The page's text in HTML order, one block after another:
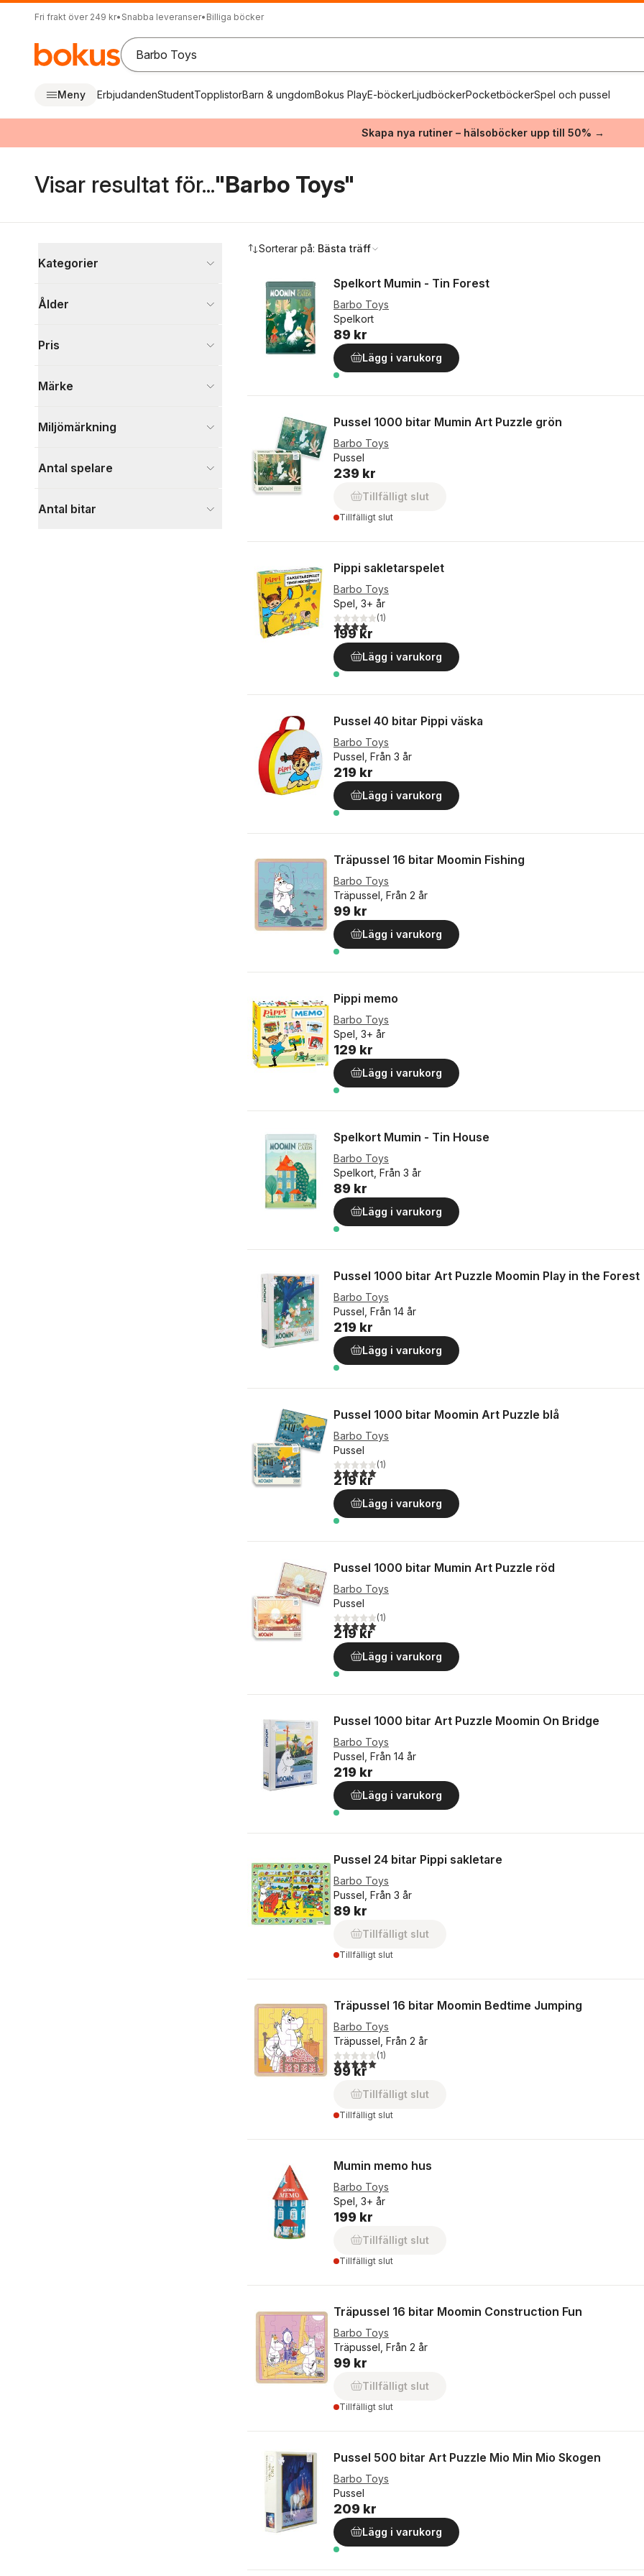
Fri frakt över 249 kr• Snabba leveranser• Billiga böcker
Meny ErbjudandenStudentTopplistorBarn & ungdomBokus PlayE-böckerLjudböckerPocketböckerSpel och pussel
Skapa nya rutiner – hälsoböcker upp till 50% →
Visar resultat för..."Barbo Toys"
Kategorier
Visa fler
Spel och pussel
Ålder
Pris
Märke
Miljömärkning
Antal spelare
Antal bitar
Sorterar på: Bästa träff
Spelkort Mumin - Tin Forest
Barbo Toys
Spelkort
89 kr
Lägg i varukorg
Pussel 1000 bitar Mumin Art Puzzle grön
Barbo Toys
Pussel
239 kr
Tillfälligt slut
Tillfälligt slut
Pippi sakletarspelet
Barbo Toys
Spel, 3+ år
4,0utav 5 stjärnor. Totalt antal röster:
(1)
199 kr
Lägg i varukorg
Pussel 40 bitar Pippi väska
Barbo Toys
Pussel, Från 3 år
219 kr
Lägg i varukorg
Träpussel 16 bitar Moomin Fishing
Barbo Toys
Träpussel, Från 2 år
99 kr
Lägg i varukorg
Pippi memo
Barbo Toys
Spel, 3+ år
129 kr
Lägg i varukorg
Spelkort Mumin - Tin House
Barbo Toys
Spelkort, Från 3 år
89 kr
Lägg i varukorg
Pussel 1000 bitar Art Puzzle Moomin Play in the Forest
Barbo Toys
Pussel, Från 14 år
219 kr
Lägg i varukorg
Pussel 1000 bitar Moomin Art Puzzle blå
Barbo Toys
Pussel
5,0utav 5 stjärnor. Totalt antal röster:
(1)
219 kr
Lägg i varukorg
Pussel 1000 bitar Mumin Art Puzzle röd
Barbo Toys
Pussel
5,0utav 5 stjärnor. Totalt antal röster:
(1)
219 kr
Lägg i varukorg
Pussel 1000 bitar Art Puzzle Moomin On Bridge
Barbo Toys
Pussel, Från 14 år
219 kr
Lägg i varukorg
Pussel 24 bitar Pippi sakletare
Barbo Toys
Pussel, Från 3 år
89 kr
Tillfälligt slut
Tillfälligt slut
Träpussel 16 bitar Moomin Bedtime Jumping
Barbo Toys
Träpussel, Från 2 år
5,0utav 5 stjärnor. Totalt antal röster:
(1)
99 kr
Tillfälligt slut
Tillfälligt slut
Mumin memo hus
Barbo Toys
Spel, 3+ år
199 kr
Tillfälligt slut
Tillfälligt slut
Träpussel 16 bitar Moomin Construction Fun
Barbo Toys
Träpussel, Från 2 år
99 kr
Tillfälligt slut
Tillfälligt slut
Pussel 500 bitar Art Puzzle Mio Min Mio Skogen
Barbo Toys
Pussel
209 kr
Lägg i varukorg